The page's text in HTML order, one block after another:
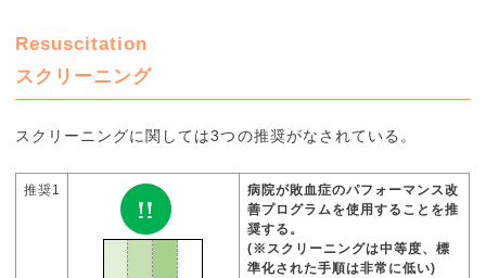
Resuscitation
スクリーニング
スクリーニングに関しては3つの推奨がなされている。
推奨1
病院が敗血症のパフォーマンス改
善プログラムを使用することを推
奨する。
(※スクリーニングは中等度、標
準化された手順は非常に低い)